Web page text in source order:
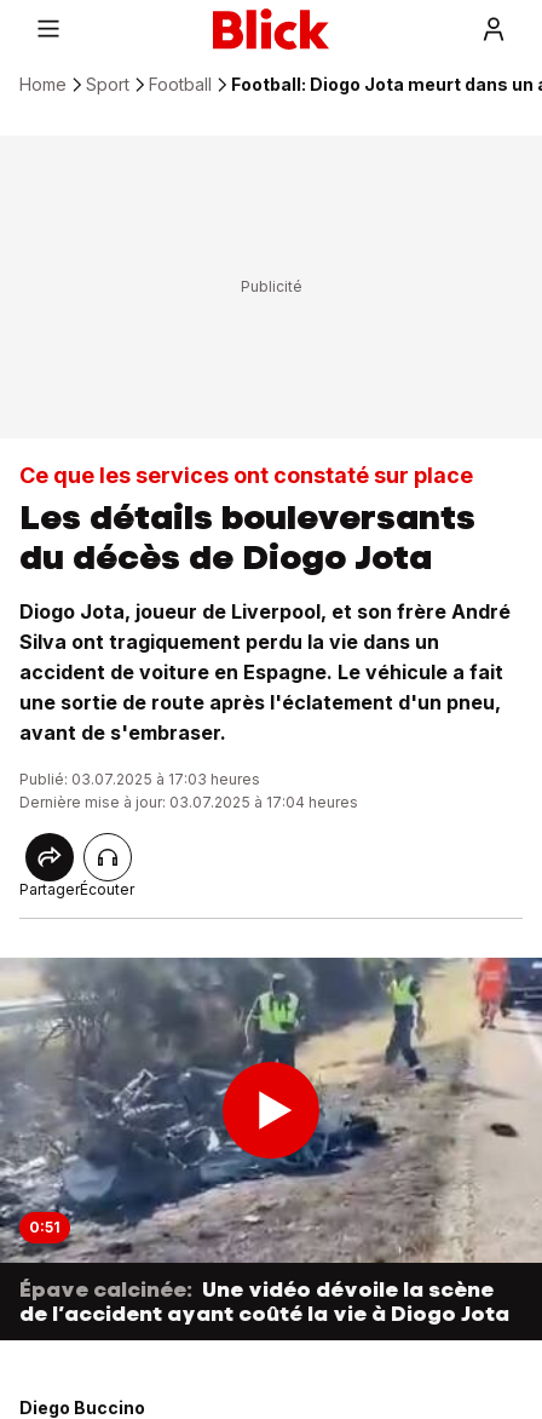
Home Sport Football Football: Diogo Jota meurt dans
Ce que les services ont constaté sur place
Les détails bouleversants
du décès de Diogo Jota
Diogo Jota, joueur de Liverpool, et son frère André
Silva ont tragiquement perdu la vie dans un
accident de voiture en Espagne. Le véhicule a fait
une sortie de route après l'éclatement d'un pneu,
avant de s'embraser.
Publié: 03.07.2025 à 17:03 heures
Dernière mise à jour: 03.07.2025 à 17:04 heures
PartagerÉcouter
0:51
Épave calcinée: Une vidéo dévoile la scène
de l’accident ayant coûté la vie à Diogo Jota
Diego Buccino